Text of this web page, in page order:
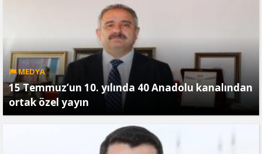
MEDYA
15 Temmuz’un 10. yılında 40 Anadolu kanalından
ortak özel yayın